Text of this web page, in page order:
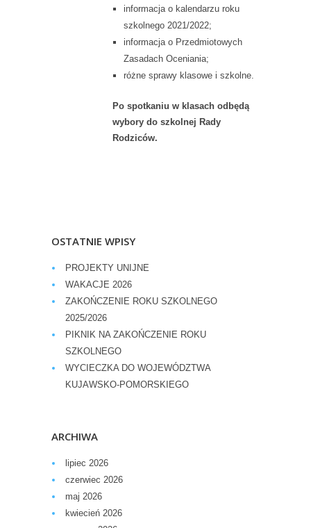
informacja o kalendarzu roku
szkolnego 2021/2022;
informacja o Przedmiotowych
Zasadach Oceniania;
różne sprawy klasowe i szkolne.
Po spotkaniu w klasach odbędą
wybory do szkolnej Rady
Rodziców.
OSTATNIE WPISY
PROJEKTY UNIJNE
WAKACJE 2026
ZAKOŃCZENIE ROKU SZKOLNEGO
2025/2026
PIKNIK NA ZAKOŃCZENIE ROKU
SZKOLNEGO
WYCIECZKA DO WOJEWÓDZTWA
KUJAWSKO-POMORSKIEGO
ARCHIWA
lipiec 2026
czerwiec 2026
maj 2026
kwiecień 2026